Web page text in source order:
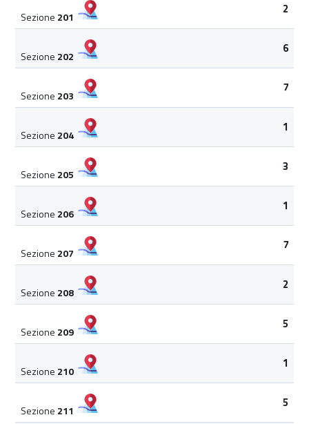
Sezione 201
2
Sezione 202
6
Sezione 203
7
Sezione 204
1
Sezione 205
3
Sezione 206
1
Sezione 207
7
Sezione 208
2
Sezione 209
5
Sezione 210
1
Sezione 211
5